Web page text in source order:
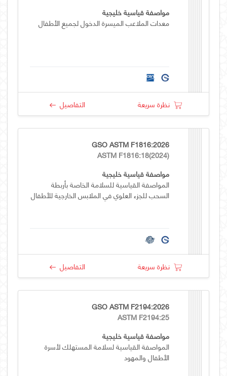
مواصفة قياسية خليجية
معدات الملاعب الميسرة الدخول لجميع الأطفال
نظرة سريعة التفاصيل
GSO ASTM F1816:2026
ASTM F1816:18(2024)
مواصفة قياسية خليجية
المواصفة القياسية للسلامة الخاصة بأربطة
السحب للجزء العلوي في الملابس الخارجية للأطفال
نظرة سريعة التفاصيل
GSO ASTM F2194:2026
ASTM F2194:25
مواصفة قياسية خليجية
المواصفة القياسية لسلامة المستهلك لأسرة
الأطفال والمهود